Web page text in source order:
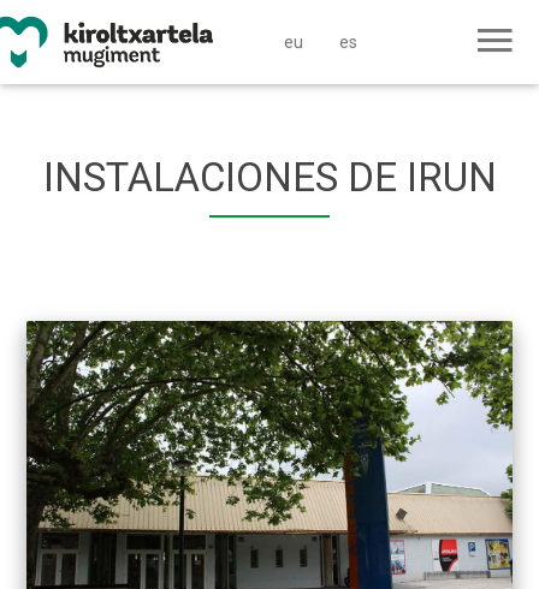
eu es
INSTALACIONES DE IRUN